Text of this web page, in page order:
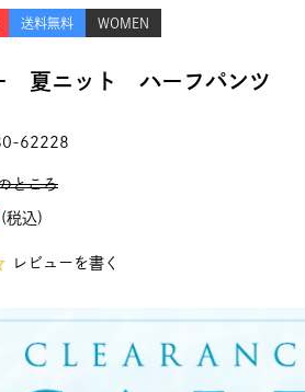
送料無料 WOMEN
夏ニット ハーフパンツ
62228
ところ
税込
レビューを書く